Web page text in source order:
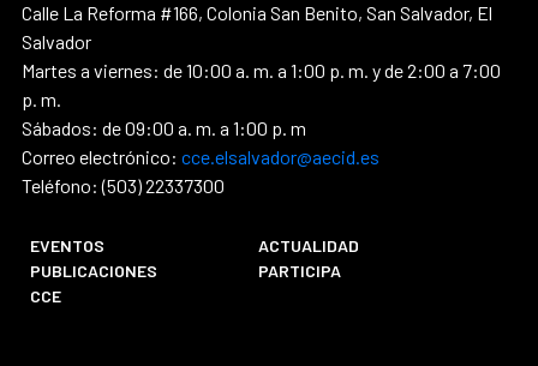
Calle La Reforma #166, Colonia San Benito, San Salvador, El
Salvador
Martes a viernes: de 10:00 a. m. a 1:00 p. m. y de 2:00 a 7:00
p. m.
Sábados: de 09:00 a. m. a 1:00 p. m
Correo electrónico: cce.elsalvador@aecid.es
Teléfono: (503) 22337300
EVENTOS
ACTUALIDAD
PUBLICACIONES
PARTICIPA
CCE